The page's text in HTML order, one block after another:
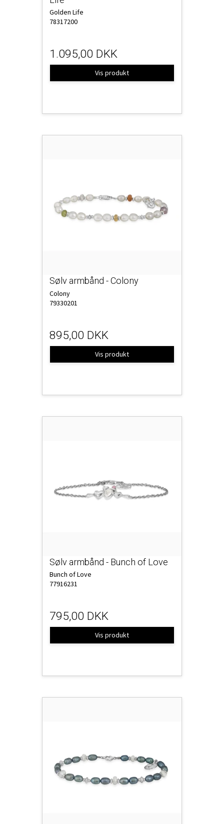
Golden Life
78317200
1.095,00 DKK
Vis produkt
Sølv armbånd - Colony
Colony
79330201
895,00 DKK
Vis produkt
Sølv armbånd - Bunch of Love
Bunch of Love
77916231
795,00 DKK
Vis produkt